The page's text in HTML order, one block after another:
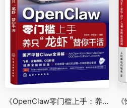
《OpenClaw零门槛上手：养只“龙虾”替你干活》